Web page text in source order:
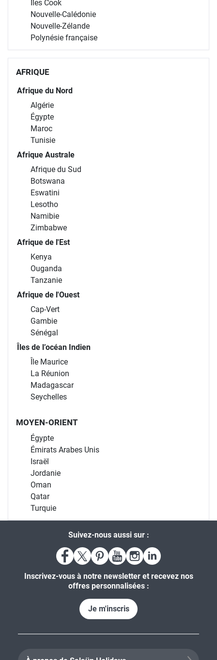
Taïwan
Asie centrale
Arménie
Kirghizistan
Ouzbékistan
OCÉANIE & PACIFIQUE
Australie
Fidji
Îles Cook
Nouvelle-Calédonie
Nouvelle-Zélande
Polynésie française
AFRIQUE
Algérie
Égypte
Maroc
Tunisie
Afrique Australe
Afrique du Sud
Botswana
Eswatini
Lesotho
Namibie
Zimbabwe
Afrique de l'Est
Kenya
Tanzanie
Afrique de l'Ouest
Cap-Vert
Gambie
Sénégal
Îles de l’océan Indien
Île Maurice
MOYEN-ORIENT
Égypte
Émirats Arabes Unis